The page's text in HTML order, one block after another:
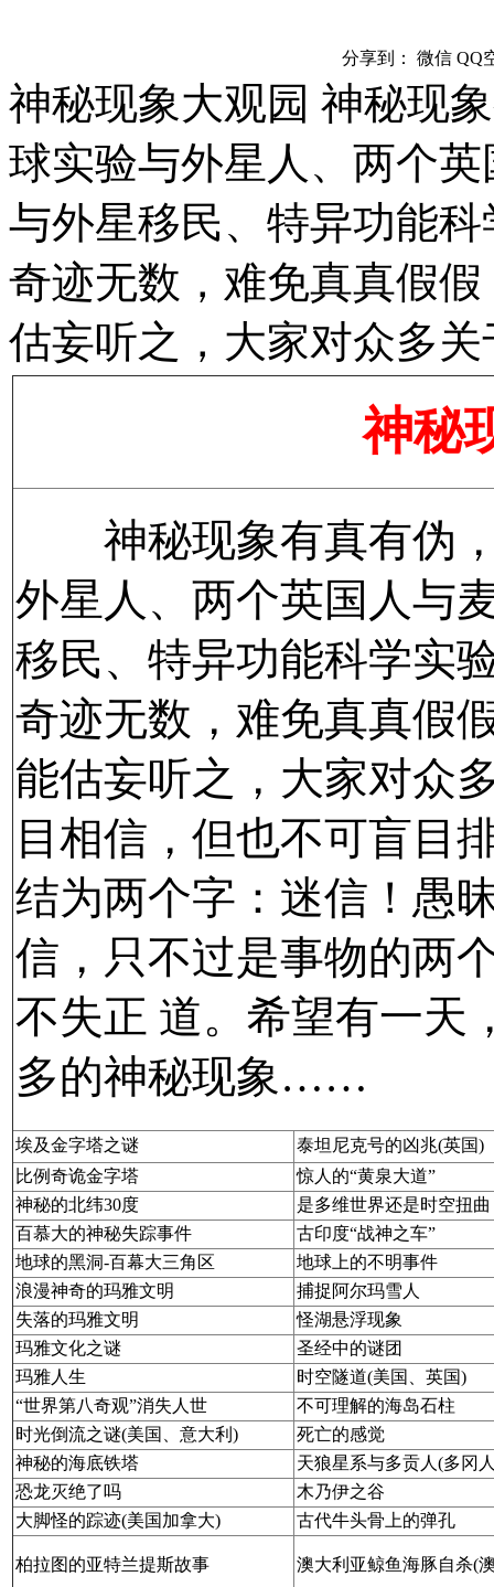
分享到： 微信 QQ
神秘现象大观园 神秘现
球实验与外星人、两个
与外星移民、特异功能
奇迹无数，难免真真假
估妄听之，大家对众多
神秘
神秘现象有真有伪，
外星人、两个英国人与
移民、特异功能科学
奇迹无数，难免真真假
能估妄听之，大家对众
目相信，但也不可盲目
结为两个字：迷信！愚
信，只不过是事物的两
不失正 道。希望有一天
多的神秘现象……
埃及金字塔之谜
泰坦尼克号的凶兆(英国)
比例奇诡金字塔
惊人的“黄泉大道”
神秘的北纬30度
是多维世界还是时空扭曲
百慕大的神秘失踪事件
古印度“战神之车”
地球的黑洞-百幕大三角区
地球上的不明事件
浪漫神奇的玛雅文明
捕捉阿尔玛雪人
失落的玛雅文明
怪湖悬浮现象
玛雅文化之谜
圣经中的谜团
玛雅人生
时空隧道(美国、英国)
“世界第八奇观”消失人世
不可理解的海岛石柱
时光倒流之谜(美国、意大利)
死亡的感觉
神秘的海底铁塔
天狼星系与多贡人(多冈
恐龙灭绝了吗
木乃伊之谷
大脚怪的踪迹(美国加拿大) 古代牛头骨上的弹孔
柏拉图的亚特兰提斯故事 澳大利亚鲸鱼海豚自杀(